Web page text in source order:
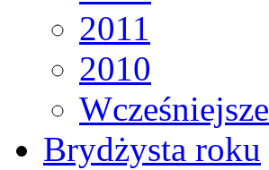
2011
2010
Wcześniejsze
Brydżysta roku